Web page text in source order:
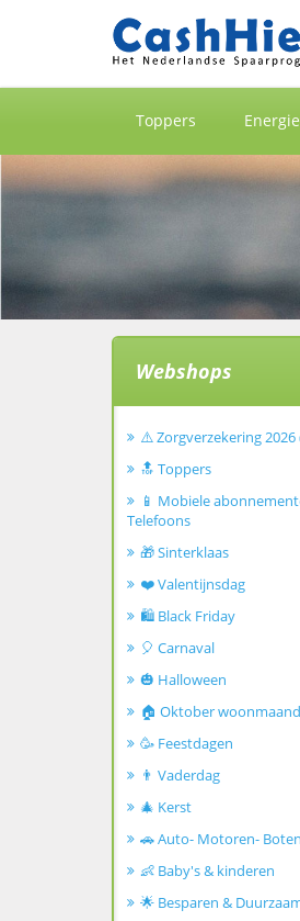
Toppers Energie
Webshops
⚠️ Zorgverzekering 2026
🔝 Toppers
📱 Mobiele
Telefoons
🎁 Sinterklaas
❤️ Valentijnsdag
🛍️ Black Friday
🎈 Carnaval
🎃 Halloween
🏠 Oktober woonmaand
🥳 Feestdagen
👨 Vaderdag
🎄 Kerst
🚗 Auto- Motoren- Boten
👶 Baby's & kinderen
🌟 Besparen &